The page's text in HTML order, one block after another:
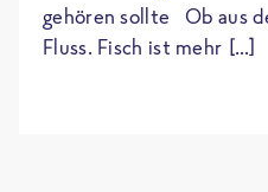
gehören sollte Ob aus
Fluss. Fisch ist mehr […]